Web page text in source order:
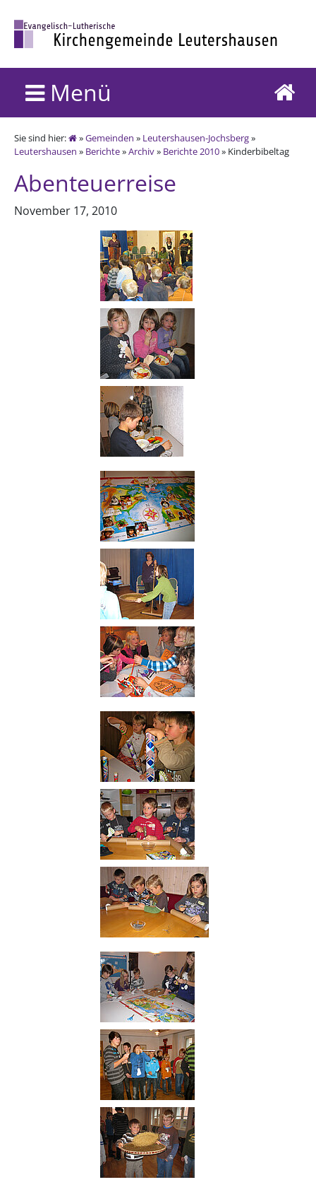
Menü
Sie sind hier: »Gemeinden » Leutershausen-Jochsberg»
Leutershausen » Berichte»Archiv» Berichte 2010» Kinderbibeltag
Abenteuerreise
November 17, 2010